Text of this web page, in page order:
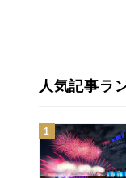
人気記事ラ